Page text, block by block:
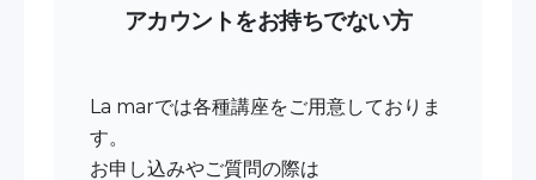
アカウントをお持ちでない方
La marでは各種講座をご用意しておりま
す。
お申し込みやご質問の際は